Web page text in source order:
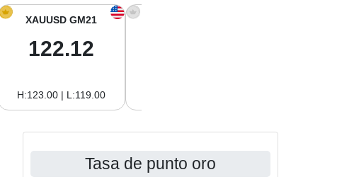
XAUUSD GM21
122.12
H:123.00 | L:119.00
Tasa de punto oro